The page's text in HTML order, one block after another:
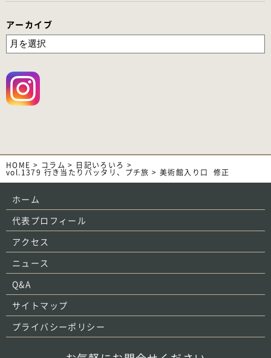
アーカイブ
HOME > コラム > 日記いろいろ >
vol.1379 行き当たりバッタリ、プチ旅 >美術館入り口_修正
ホーム
代表プロフィール
アクセス
ニュース
Q&A
サイトマップ
プライバシーポリシー